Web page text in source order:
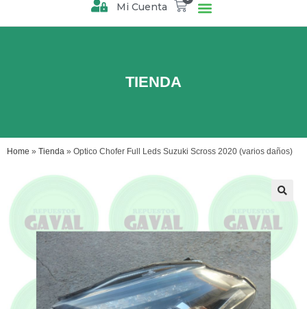
Mi Cuenta
TIENDA
Home » Tienda » Optico Chofer Full Leds Suzuki Scross 2020 (varios daños)